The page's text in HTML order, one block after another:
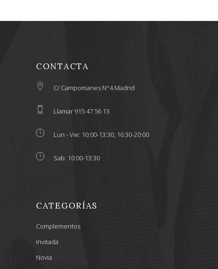
CONTACTA
C/ Campomanes N°4 Madrid
Llamar 915 47 56 13
Lun - Vie: 10:00-13:30, 16:30-20:00
Sab: 10:00-13:30
CATEGORÍAS
Complementos
Invitada
Novia